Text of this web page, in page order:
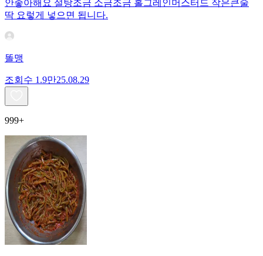
안좋아해요 설탕조금 소금조금 홀그레인머스터드 작은큰술
딱 요렇게 넣으면 됩니다.
똘맹
조회수 1.9만25.08.29
999+